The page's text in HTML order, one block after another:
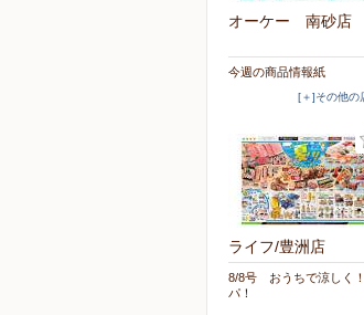
オーケー 南砂店
今週の商品情報紙
[＋]その他の
ライフ/豊洲店
8/8号 おうちで涼しく
パ！